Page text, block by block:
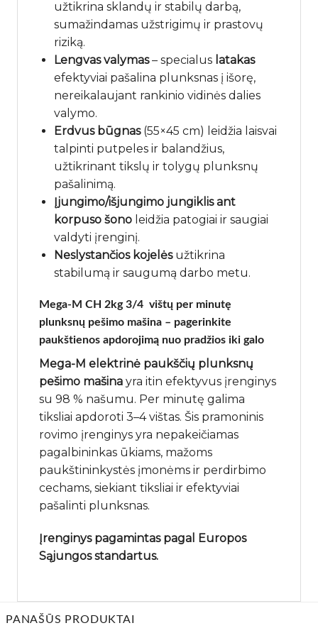
užtikrina sklandų ir stabilų darbą,
sumažindamas užstrigimų ir prastovų
riziką.
Lengvas valymas– specialus latakas
efektyviai pašalina plunksnas į išorę,
nereikalaujant rankinio vidinės dalies
valymo.
Erdvus būgnas(55×45 cm) leidžia laisvai
talpinti putpeles ir balandžius,
užtikrinant tikslų ir tolygų plunksnų
pašalinimą.
Įjungimo/išjungimo jungiklis ant
korpuso šonoleidžia patogiai ir saugiai
valdyti įrenginį.
Neslystančios kojelėsužtikrina
stabilumą ir saugumą darbo metu.
Mega-M CH 2kg 3/4 vištų per minutę
plunksnų pešimo mašina – pagerinkite
paukštienos apdorojimą nuo pradžios iki galo
Mega-M elektrinė paukščių plunksnų
pešimo mašina yra itin efektyvus įrenginys
su 98 % našumu. Per minutę galima
tiksliai apdoroti 3–4 vištas. Šis pramoninis
rovimo įrenginys yra nepakeičiamas
pagalbininkas ūkiams, mažoms
paukštininkystės įmonėms ir perdirbimo
cechams, siekiant tiksliai ir efektyviai
pašalinti plunksnas.
Įrenginys pagamintas pagal Europos
Sąjungos standartus.
PANAŠŪS PRODUKTAI